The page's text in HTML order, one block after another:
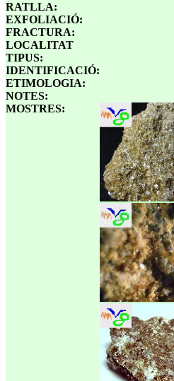
RATLLA:
EXFOLIACIÓ:
FRACTURA:
LOCALITAT
TIPUS:
IDENTIFICACIÓ:
ETIMOLOGIA:
NOTES:
MOSTRES: